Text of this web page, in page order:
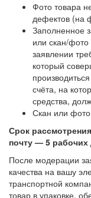
Фото товара
дефектов (на
Заполненное
или скан/фото
заявлении
который
счёта, на
средства,
Скан или фото
Срок
почту — 5 рабочих
После модерации
качества на вашу
транспортной
товар в упаковке,